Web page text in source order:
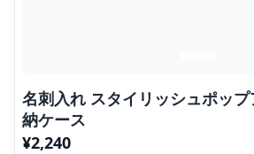
名刺入れ スタイリッシュポッ
納ケース
¥2,240